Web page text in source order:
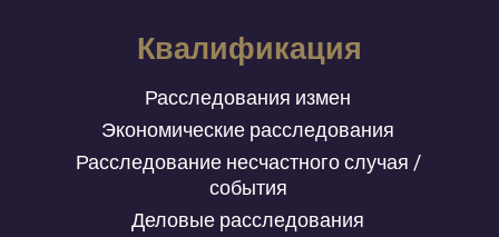
Квалификация
Расследования измен
Экономические расследования
Расследование несчастного случая /
события
Деловые расследования